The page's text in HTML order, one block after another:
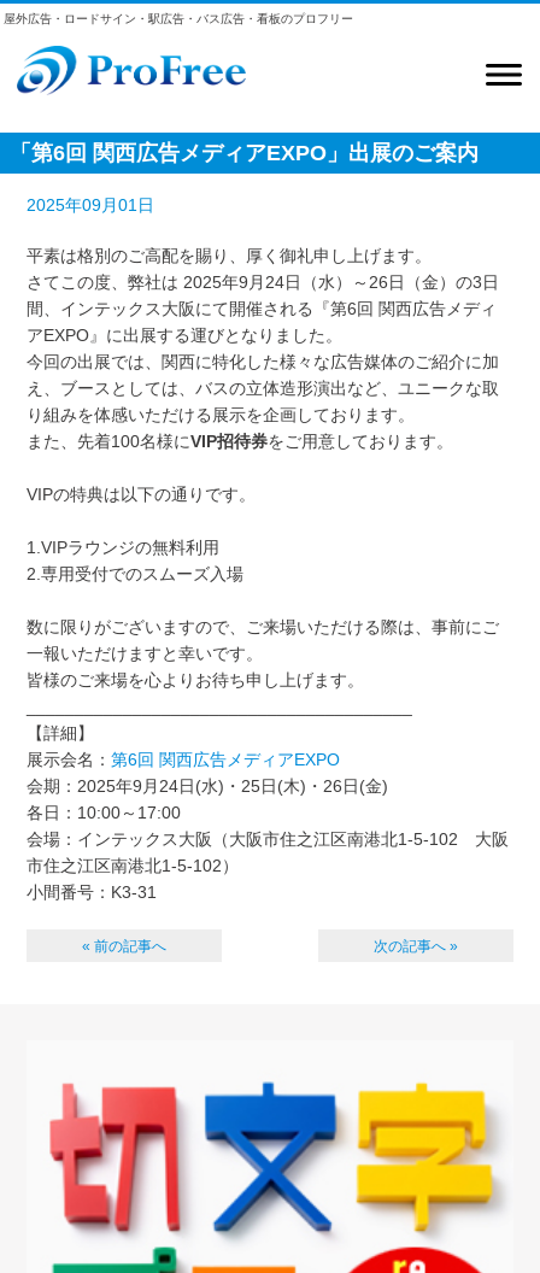
屋外広告・ロードサイン・駅広告・バス広告・看板のプロフリー
「第6回 関西広告メディアEXPO」出展のご案内
2025年09月01日
平素は格別のご高配を賜り、厚く御礼申し上げます。
さてこの度、弊社は 2025年9月24日（水）～26日（金）の3日
間、インテックス大阪にて開催される『第6回 関西広告メディ
アEXPO』に出展する運びとなりました。
今回の出展では、関西に特化した様々な広告媒体のご紹介に加
え、ブースとしては、バスの立体造形演出など、ユニークな取
り組みを体感いただける展示を企画しております。
また、先着100名様にVIP招待券をご用意しております。
VIPの特典は以下の通りです。
1.VIPラウンジの無料利用
2.専用受付でのスムーズ入場
数に限りがございますので、ご来場いただける際は、事前にご
一報いただけますと幸いです。
皆様のご来場を心よりお待ち申し上げます。
【詳細】
展示会名：第6回 関西広告メディアEXPO
会期：2025年9月24日(水)・25日(木)・26日(金)
各日：10:00～17:00
会場：インテックス大阪（大阪市住之江区南港北1-5-102 大阪
市住之江区南港北1-5-102）
小間番号：K3-31
« 前の記事へ 次の記事へ »